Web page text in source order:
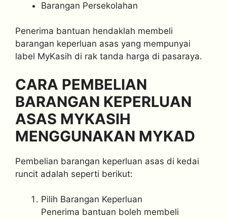
Barangan Persekolahan
Penerima bantuan hendaklah membeli
barangan keperluan asas yang mempunyai
label MyKasih di rak tanda harga di pasaraya.
CARA PEMBELIAN
BARANGAN KEPERLUAN
ASAS MYKASIH
MENGGUNAKAN MYKAD
Pembelian barangan keperluan asas di kedai
runcit adalah seperti berikut:
Pilih Barangan Keperluan
Penerima bantuan boleh membeli